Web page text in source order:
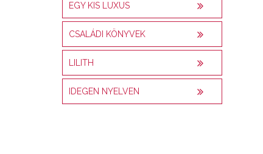
EGY KIS LUXUS
CSALÁDI KÖNYVEK
LILITH
IDEGEN NYELVEN